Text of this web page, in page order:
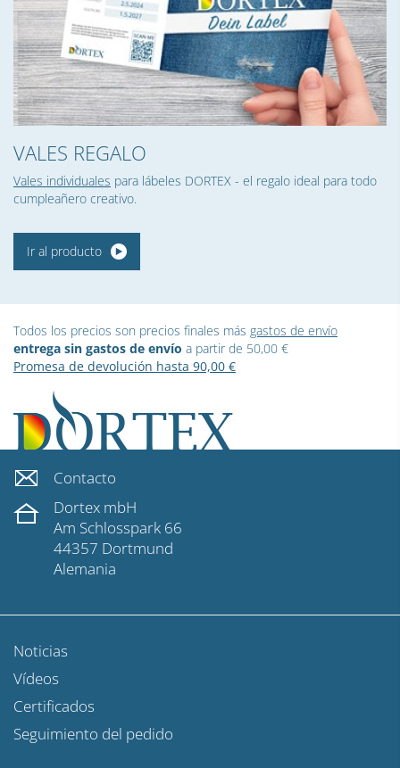
VALES REGALO
Vales individuales para lábeles DORTEX - el regalo ideal para todo
cumpleañero creativo.
Ir al producto
Todos los precios son precios finales más gastos de envío
entrega sin gastos de envío a partir de 50,00 €
Promesa de devolución hasta 90,00 €
Contacto
Dortex mbH
Am Schlosspark 66
44357 Dortmund
Alemania
Noticias
Vídeos
Certificados
Seguimiento del pedido